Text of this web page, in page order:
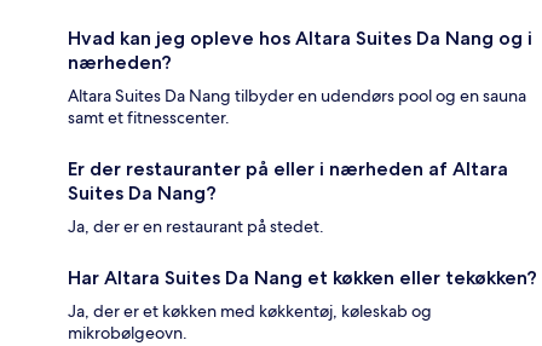
Hvad kan jeg opleve hos Altara Suites Da Nang og i
nærheden?
Altara Suites Da Nang tilbyder en udendørs pool og en sauna
samt et fitnesscenter.
Er der restauranter på eller i nærheden af Altara
Suites Da Nang?
Ja, der er en restaurant på stedet.
Har Altara Suites Da Nang et køkken eller tekøkken?
Ja, der er et køkken med køkkentøj, køleskab og
mikrobølgeovn.